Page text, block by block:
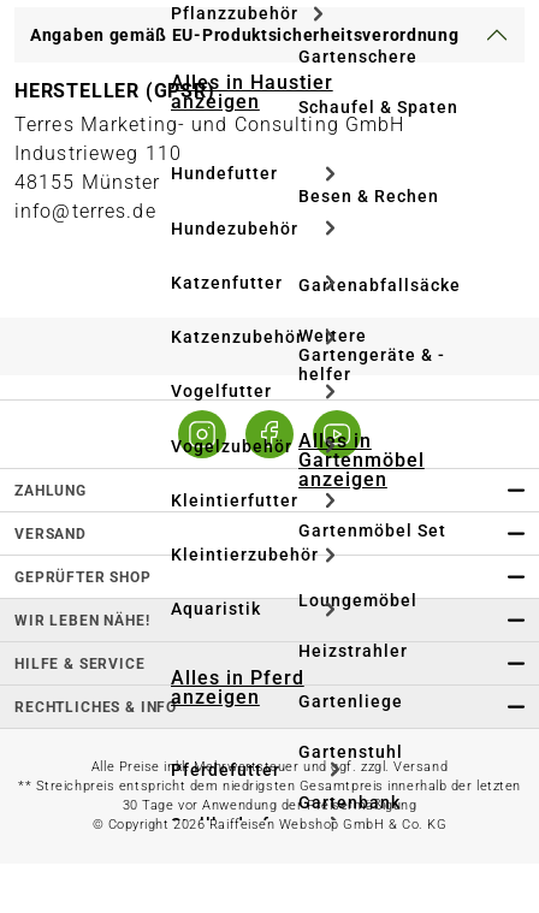
Pflanzzubehör
Alles in Haustier
anzeigen
Hundefutter
Hundezubehör
Katzenfutter
Katzenzubehör
Vogelfutter
Vogelzubehör
Kleintierfutter
Kleintierzubehör
Aquaristik
Alles in Pferd
anzeigen
Pferdefutter
Stallbedarf
Gartenschere
Schaufel & Spaten
Besen & Rechen
Gartenabfallsäcke
Weitere
Gartengeräte & -
helfer
Alles in
Gartenmöbel
anzeigen
Gartenmöbel Set
Loungemöbel
Heizstrahler
Gartenliege
Gartenstuhl
Gartenbank
Angaben gemäß EU-Produktsicherheitsverordnung
HERSTELLER (GPSR)
Terres Marketing- und Consulting GmbH
Industrieweg 110
48155 Münster
info@terres.de
ZAHLUNG
VERSAND
GEPRÜFTER SHOP
WIR LEBEN NÄHE!
HILFE & SERVICE
RECHTLICHES & INFO
Alle Preise inkl. Mehrwertsteuer und ggf. zzgl. Versand
** Streichpreis entspricht dem niedrigsten Gesamtpreis innerhalb der letzten
30 Tage vor Anwendung der Preisermäßigung
© Copyright 2026 Raiffeisen Webshop GmbH & Co. KG